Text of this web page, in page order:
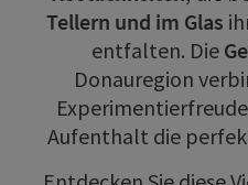
Tellern und im Glas
entfalten. Die
Donauregion
Aufenthalt die